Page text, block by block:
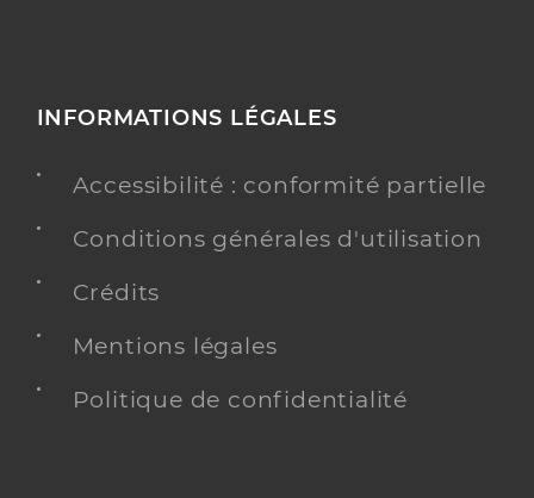
INFORMATIONS LÉGALES
Accessibilité : conformité partielle
Conditions générales d'utilisation
Crédits
Mentions légales
Politique de confidentialité